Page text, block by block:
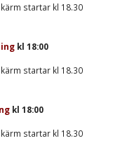
startar kl 18.30
kl 18:00
startar kl 18.30
kl 18:00
startar kl 18.30